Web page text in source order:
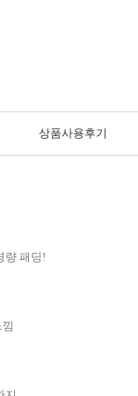
상품사용후기
량 패딩!